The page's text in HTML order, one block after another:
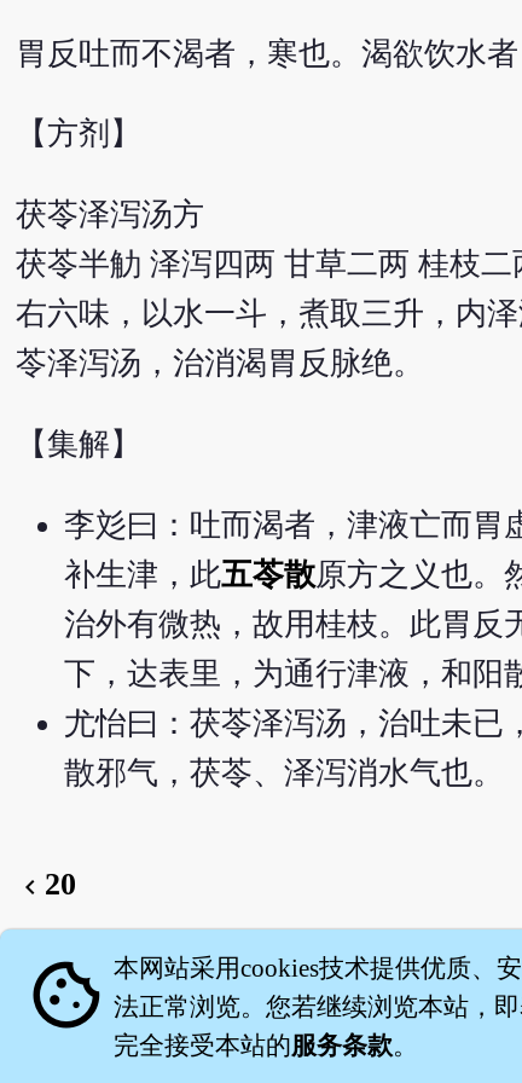
胃反吐而不渴者，寒也。渴欲饮水
【方剂】
茯苓泽泻汤方
茯苓半觔 泽泻四两 甘草二两 桂枝
右六味，以水一斗，煮取三升，内
苓泽泻汤，治消渴胃反脉绝。
【集解】
李彣曰：吐而渴者，津液亡而胃
补生津，此五苓散原方之义也。
治外有微热，故用桂枝。此胃反
下，达表里，为通行津液，和阳
尤怡曰：茯苓泽泻汤，治吐未已
散邪气，茯苓、泽泻消水气也。
chevron_left 20
English version
cookie 本网站采用cookies技术提供优质、
法正常浏览。您若继续浏览本站，
完全接受本站的服务条款。